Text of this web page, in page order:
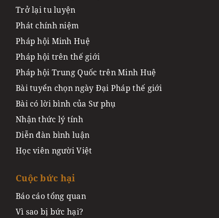
Trở lại tu luyện
Phát chính niệm
Pháp hội Minh Huệ
Pháp hội trên thế giới
Pháp hội Trung Quốc trên Minh Huệ
Bài tuyển chọn ngày Đại Pháp thế giới
Bài có lời bình của Sư phụ
Nhận thức lý tính
Diễn đàn bình luận
Học viên người Việt
Cuộc bức hại
Báo cáo tổng quan
Vì sao bị bức hại?